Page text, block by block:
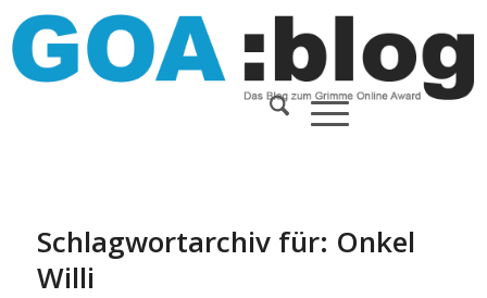
Schlagwortarchiv für: Onkel
Willi